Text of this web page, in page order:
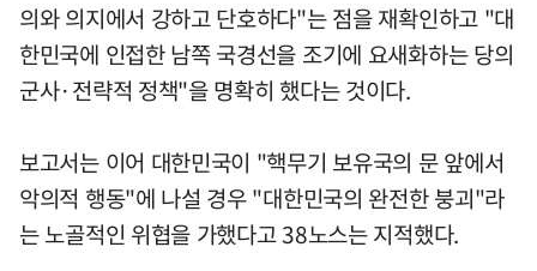
의와 의지에서 강하고 단호하다"는 점을 재확인하고 "대
한민국에 인접한 남쪽 국경선을 조기에 요새화하는 당의
군사·전략적 정책"을 명확히 했다는 것이다.
보고서는 이어 대한민국이 "핵무기 보유국의 문 앞에서
악의적 행동"에 나설 경우 "대한민국의 완전한 붕괴"라
는 노골적인 위협을 가했다고 38노스는 지적했다.